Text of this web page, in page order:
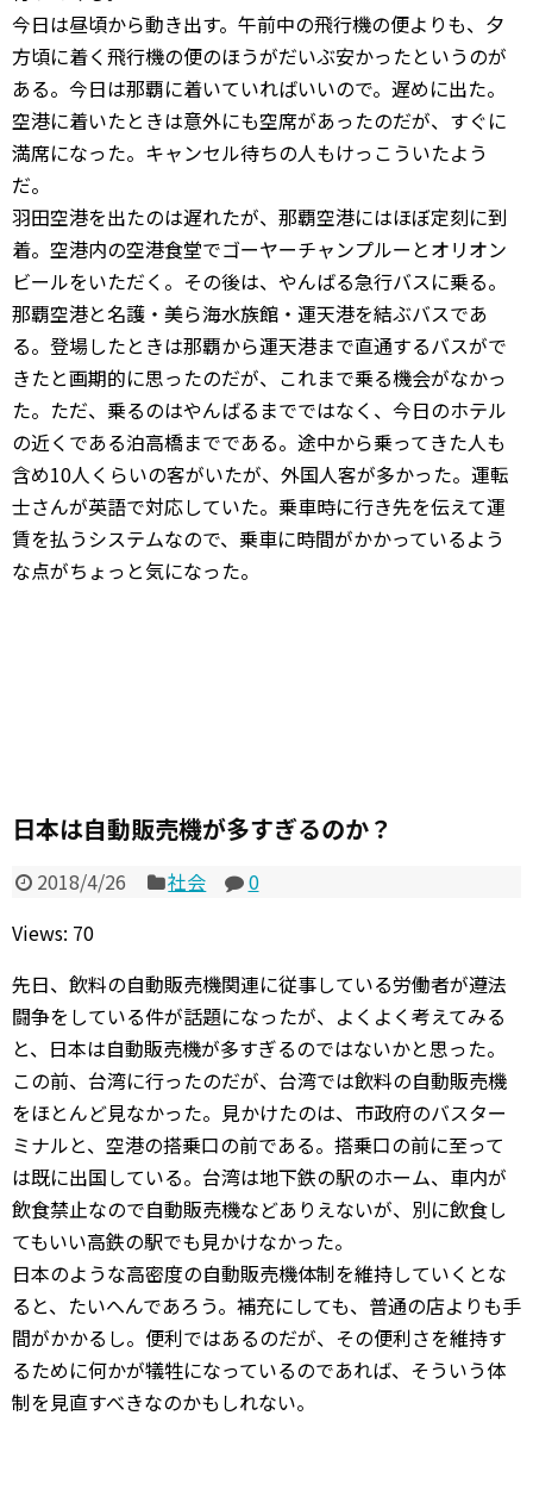
今日は昼頃から動き出す。午前中の飛行機の便よりも、夕
方頃に着く飛行機の便のほうがだいぶ安かったというのが
ある。今日は那覇に着いていればいいので。遅めに出た。
空港に着いたときは意外にも空席があったのだが、すぐに
満席になった。キャンセル待ちの人もけっこういたよう
だ。
羽田空港を出たのは遅れたが、那覇空港にはほぼ定刻に到
着。空港内の空港食堂でゴーヤーチャンプルーとオリオン
ビールをいただく。その後は、やんばる急行バスに乗る。
那覇空港と名護・美ら海水族館・運天港を結ぶバスであ
る。登場したときは那覇から運天港まで直通するバスがで
きたと画期的に思ったのだが、これまで乗る機会がなかっ
た。ただ、乗るのはやんばるまでではなく、今日のホテル
の近くである泊高橋までである。途中から乗ってきた人も
含め10人くらいの客がいたが、外国人客が多かった。運転
士さんが英語で対応していた。乗車時に行き先を伝えて運
賃を払うシステムなので、乗車に時間がかかっているよう
な点がちょっと気になった。
日本は自動販売機が多すぎるのか？
2018/4/26 社会
0
Views: 70
先日、飲料の自動販売機関連に従事している労働者が遵法
闘争をしている件が話題になったが、よくよく考えてみる
と、日本は自動販売機が多すぎるのではないかと思った。
この前、台湾に行ったのだが、台湾では飲料の自動販売機
をほとんど見なかった。見かけたのは、市政府のバスター
ミナルと、空港の搭乗口の前である。搭乗口の前に至って
は既に出国している。台湾は地下鉄の駅のホーム、車内が
飲食禁止なので自動販売機などありえないが、別に飲食し
てもいい高鉄の駅でも見かけなかった。
日本のような高密度の自動販売機体制を維持していくとな
ると、たいへんであろう。補充にしても、普通の店よりも手
間がかかるし。便利ではあるのだが、その便利さを維持す
るために何かが犠牲になっているのであれば、そういう体
制を見直すべきなのかもしれない。